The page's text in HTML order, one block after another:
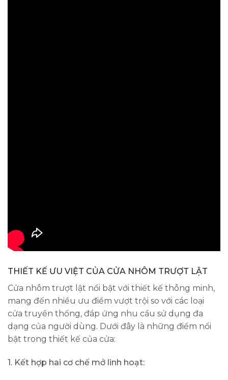
THIẾT KẾ ƯU VIỆT CỦA CỬA NHÔM TRƯỢT LẬT
Cửa nhôm trượt lật nổi bật với thiết kế thông minh,
mang đến nhiều ưu điểm vượt trội so với các loại
cửa truyền thống, đáp ứng nhu cầu sử dụng đa
dạng của người dùng. Dưới đây là những điểm nổi
bật trong thiết kế của cửa:
1. Kết hợp hai cơ chế mở linh hoạt: